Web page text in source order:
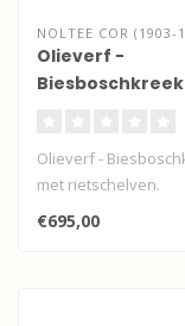
NOLTEE COR (1903-
Olieverf -
Olieverf -
met rietschelven.
€695,00